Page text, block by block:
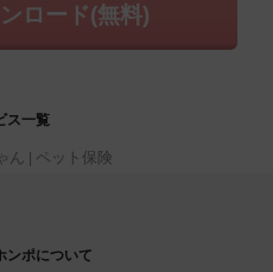
ロード(無料)
ス一覧
ん ペット保険
ンポについて